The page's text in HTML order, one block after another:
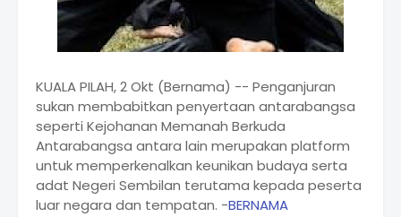
KUALA PILAH, 2 Okt (Bernama) -- Penganjuran
sukan membabitkan penyertaan antarabangsa
seperti Kejohanan Memanah Berkuda
Antarabangsa antara lain merupakan platform
untuk memperkenalkan keunikan budaya serta
adat Negeri Sembilan terutama kepada peserta
luar negara dan tempatan. -BERNAMA